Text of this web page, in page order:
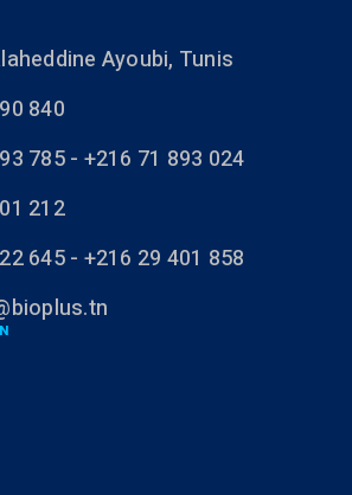
Ayoubi, Tunis
840
785 - +216 71 893 024
212
645 - +216 29 401 858